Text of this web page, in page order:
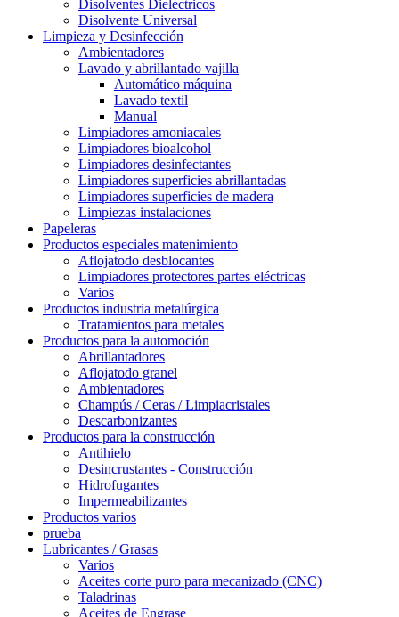
Disolventes Dieléctricos
Disolvente Universal
Limpieza y Desinfección
Ambientadores
Lavado y abrillantado vajilla
Automático máquina
Lavado textil
Manual
Limpiadores amoniacales
Limpiadores bioalcohol
Limpiadores desinfectantes
Limpiadores superficies abrillantadas
Limpiadores superficies de madera
Limpiezas instalaciones
Papeleras
Productos especiales matenimiento
Aflojatodo desblocantes
Limpiadores protectores partes eléctricas
Varios
Productos industria metalúrgica
Tratamientos para metales
Productos para la automoción
Abrillantadores
Aflojatodo granel
Ambientadores
Champús / Ceras / Limpiacristales
Descarbonizantes
Productos para la construcción
Antihielo
Desincrustantes - Construcción
Hidrofugantes
Impermeabilizantes
Productos varios
prueba
Lubricantes / Grasas
Varios
Aceites corte puro para mecanizado (CNC)
Taladrinas
Aceites de Engrase